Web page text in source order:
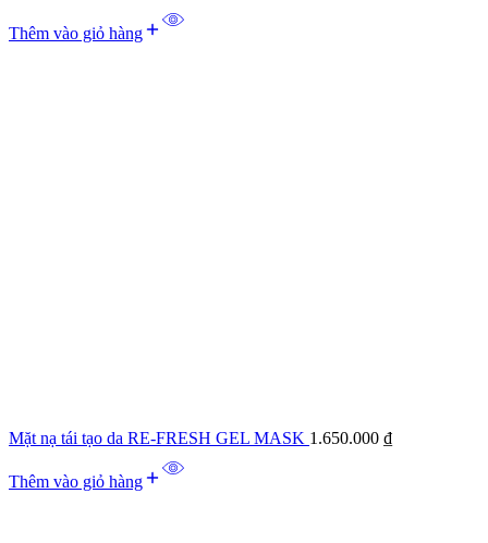
Thêm vào giỏ hàng
Mặt nạ tái tạo da RE-FRESH GEL MASK 1.650.000 ₫
Thêm vào giỏ hàng